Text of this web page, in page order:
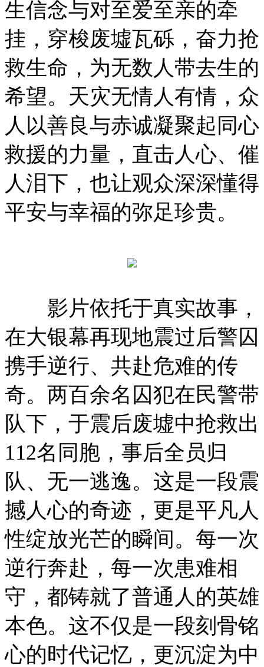
生信念与对至爱至亲的牵
挂，穿梭废墟瓦砾，奋力抢
救生命，为无数人带去生的
希望。天灾无情人有情，众
人以善良与赤诚凝聚起同心
救援的力量，直击人心、催
人泪下，也让观众深深懂得
平安与幸福的弥足珍贵。
影片依托于真实故事，
在大银幕再现地震过后警囚
携手逆行、共赴危难的传
奇。两百余名囚犯在民警带
队下，于震后废墟中抢救出
112名同胞，事后全员归
队、无一逃逸。这是一段震
撼人心的奇迹，更是平凡人
性绽放光芒的瞬间。每一次
逆行奔赴，每一次患难相
守，都铸就了普通人的英雄
本色。这不仅是一段刻骨铭
心的时代记忆，更沉淀为中